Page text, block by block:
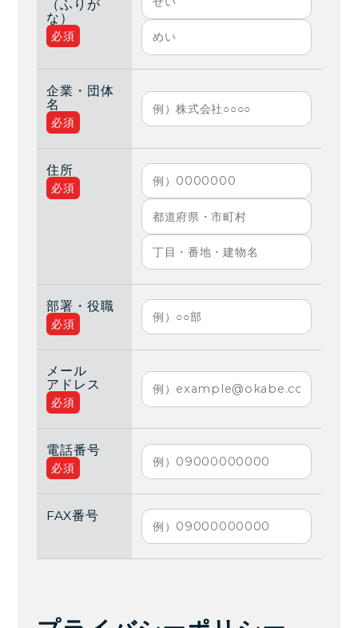
（ふりが
な）
必須
企業・団体
名
必須
住所
必須
部署・役職
必須
メール
アドレス
必須
電話番号
必須
FAX番号